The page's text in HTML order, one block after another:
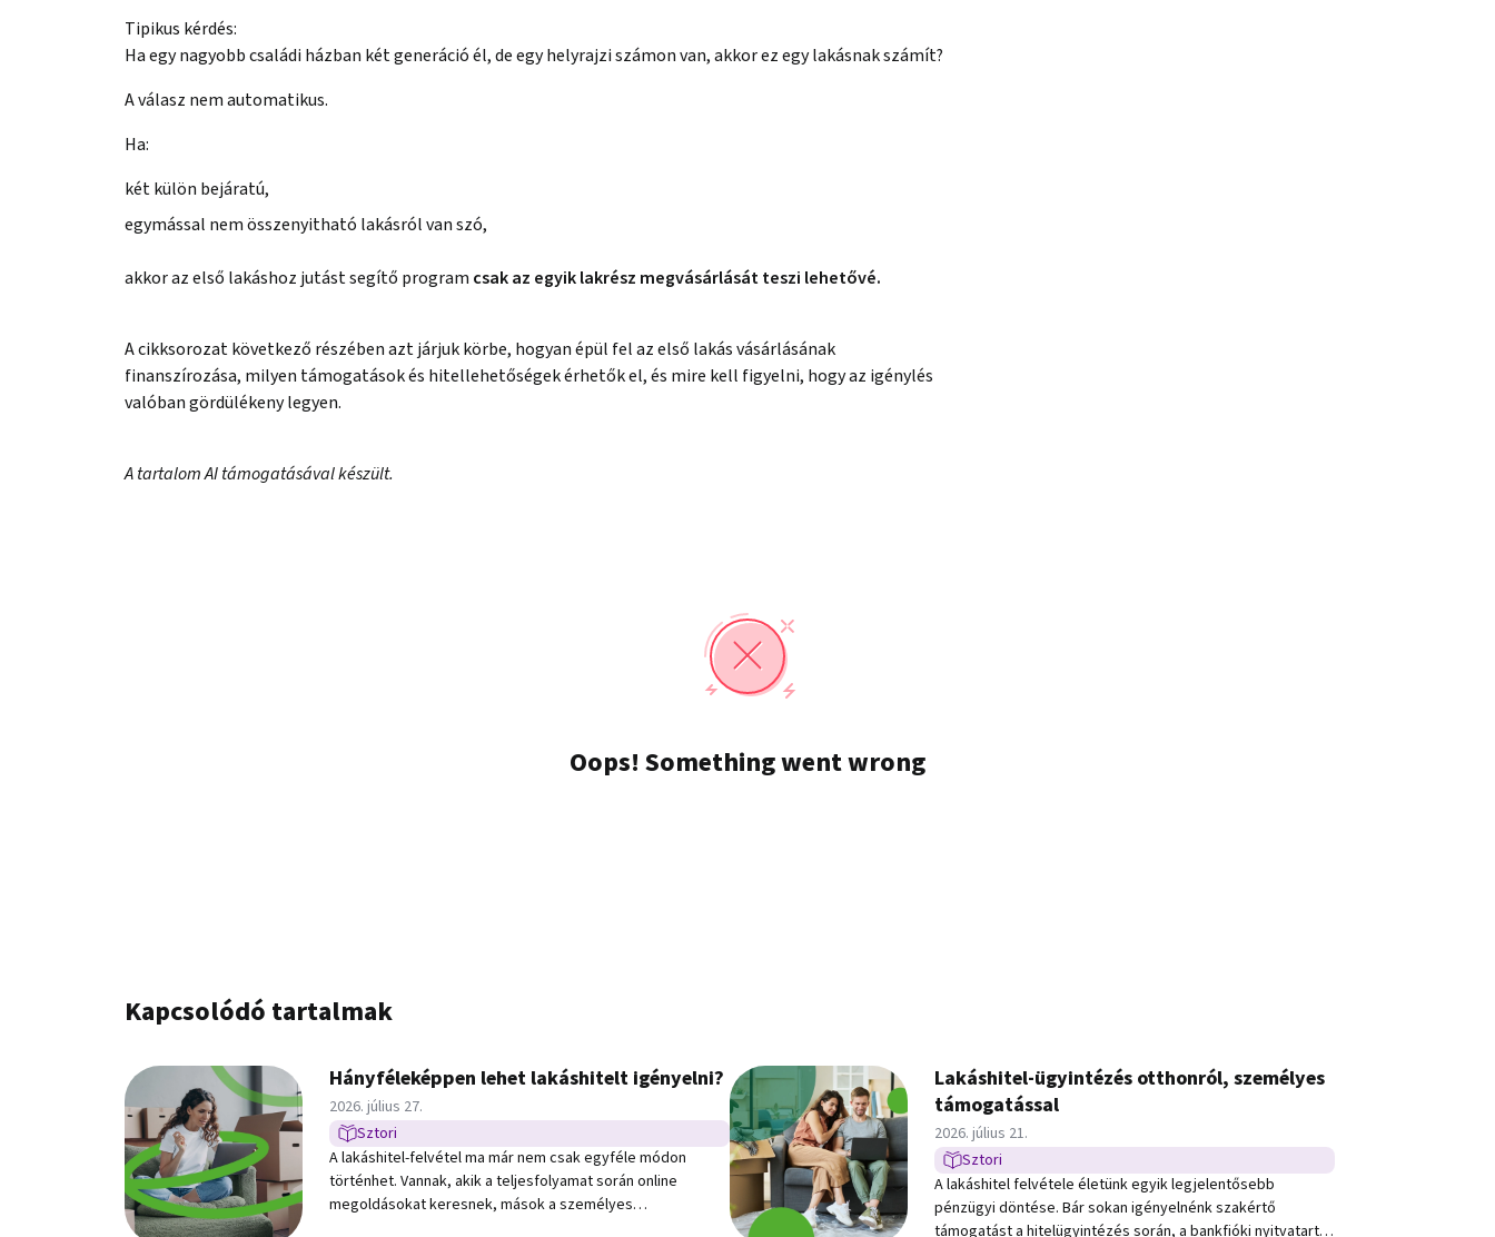
Tipikus kérdés:
Ha egy nagyobb családi házban két generáció él, de egy helyrajzi számon van, akkor ez egy lakásnak számít?
A válasz nem automatikus.
Ha:
két külön bejáratú,
egymással nem összenyitható lakásról van szó,
akkor az első lakáshoz jutást segítő program csak az egyik lakrész megvásárlását teszi lehetővé.
A cikksorozat következő részében azt járjuk körbe, hogyan épül fel az első lakás vásárlásának
finanszírozása, milyen támogatások és hitellehetőségek érhetők el, és mire kell figyelni, hogy az igénylés
valóban gördülékeny legyen.
A tartalom AI támogatásával készült.
Kapcsolódó tartalmak
Hányféleképpen lehet lakáshitelt igényelni?
Közzétéve:
2026. július 27.
Sztori
Sztori típusú hír
A lakáshitel-felvétel ma már nem csak egyféle módon
történhet. Vannak, akik a teljesfolyamat során online
megoldásokat keresnek, mások a személyes
Lakáshitel-ügyintézés otthonról, személyes
támogatással
Közzétéve:
2026. július 21.
Sztori
Sztori típusú hír
A lakáshitel felvétele életünk egyik legjelentősebb
pénzügyi döntése. Bár sokan igényelnénk szakértő
támogatást a hitelügyintézés során, a bankfióki nyitvatartás